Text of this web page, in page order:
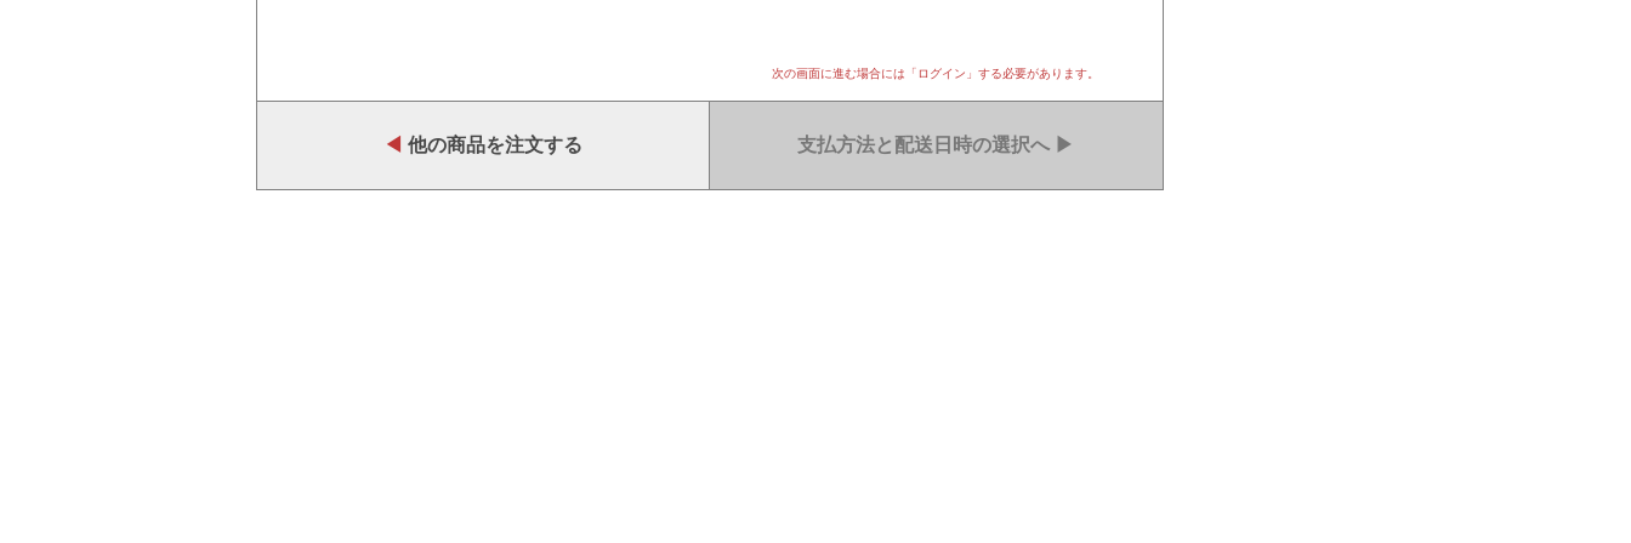
次の画面に進む場合には「ログイン」する必要があります。
◀ 他の商品を注文する 支払方法と配送日時の選択へ ▶